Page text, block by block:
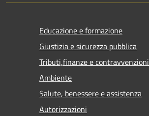
Educazione e formazione
Giustizia e sicurezza pubblica
Tributi,finanze e contravvenzioni
Ambiente
Salute, benessere e assistenza
Autorizzazioni